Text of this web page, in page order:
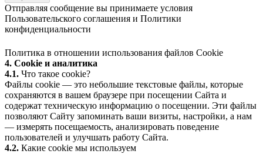
Отправляя сообщение вы принимаете условия
Пользовательского соглашения и Политики
конфиденциальности
Политика в отношении использования файлов Cookie
4. Cookie и аналитика
4.1. Что такое cookie?
Файлы cookie — это небольшие текстовые файлы, которые
сохраняются в вашем браузере при посещении Сайта и
содержат техническую информацию о посещении. Эти файлы
позволяют Сайту запоминать ваши визиты, настройки, а нам
— измерять посещаемость, анализировать поведение
пользователей и улучшать работу Сайта.
4.2. Какие cookie мы используем